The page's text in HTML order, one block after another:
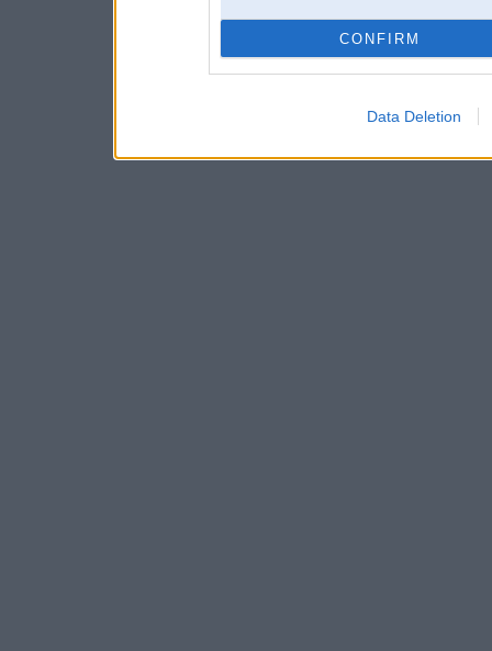
CONFIRM
Data Deletion